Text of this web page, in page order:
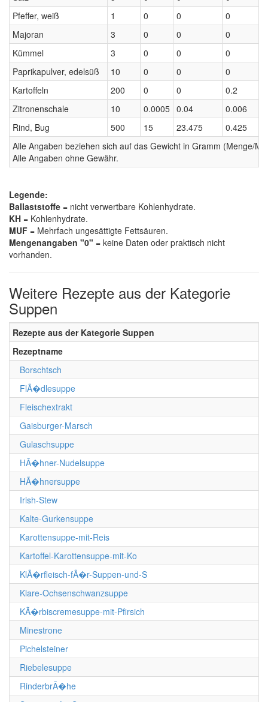
Pfeffer, weiß
1 0 0 0
Majoran
3 0 0 0
Kümmel
3 0 0 0
Paprikapulver, edelsüß
10 0 0 0
Kartoffeln
200 0 0 0.2
Zitronenschale
10 0.0005 0.04 0.006
Rind, Bug
500 15 23.475 0.425
Alle Angaben beziehen sich auf das Gewicht in Gramm (Menge/
Alle Angaben ohne Gewähr.
Legende:
Ballaststoffe = nicht verwertbare Kohlenhydrate.
KH = Kohlenhydrate.
MUF = Mehrfach ungesättigte Fettsäuren.
Mengenangaben "0" = keine Daten oder praktisch nicht
vorhanden.
Weitere Rezepte aus der Kategorie
Suppen
Rezepte aus der Kategorie Suppen
Rezeptname
Borschtsch
FlÃ�dlesuppe
Fleischextrakt
Gaisburger-Marsch
Gulaschsuppe
HÃ�hner-Nudelsuppe
HÃ�hnersuppe
Irish-Stew
Kalte-Gurkensuppe
Karottensuppe-mit-Reis
Kartoffel-Karottensuppe-mit-Ko
KlÃ�rfleisch-fÃ�r-Suppen-und-S
Klare-Ochsenschwanzsuppe
KÃ�rbiscremesuppe-mit-Pfirsich
Minestrone
Pichelsteiner
Riebelesuppe
RinderbrÃ�he